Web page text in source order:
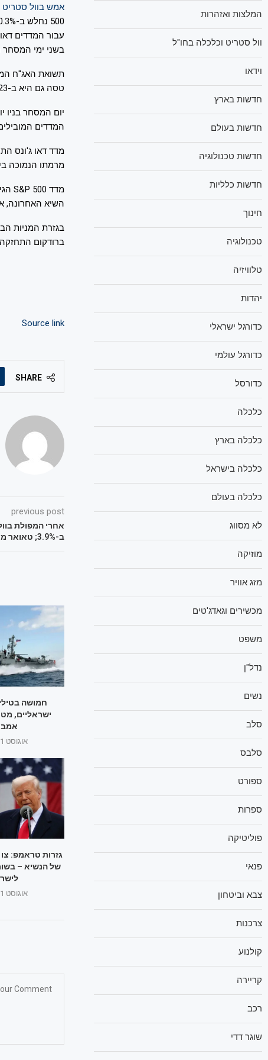
אמש בוול סטריט
500 נחלש ב-0.3% ואילו נאסד"ק טיפס ב-0.1%.
בשני ימי
טסה גם היא ב-23 נקודות ל-4.617%.
יום המסחר בניו
המדדים
מרמתו הנמוכה
השיא האחרונה, אך
ברודקום התחזקה ב-
Source link
SHARE
previous post
אחרי המפולת
ב-3.9%; טאואר מחקה 10.4%
חמושה
ישראליים,
אוגוסט 1, 2025
גזרות טראמפ:
של הנשיא –
אוגוסט 1, 2025
המלצות ואזהרות
וול סטריט וכלכלה בחו"ל
וידאו
חדשות בארץ
חדשות בעולם
חדשות טכנולוגיה
חדשות כלליות
חינוך
טכנולוגיה
טלוויזיה
יהדות
כדורגל ישראלי
כדורגל עולמי
כדורסל
כלכלה
כלכלה בארץ
כלכלה בישראל
כלכלה בעולם
לא מסווג
מוזיקה
מזג אוויר
מכשירים וגאדג'טים
משפט
נדל"ן
נשים
סלב
סלבס
ספורט
ספרות
פוליטיקה
פנאי
צבא וביטחון
צרכנות
קולנוע
קריירה
רכב
שוגר דדי